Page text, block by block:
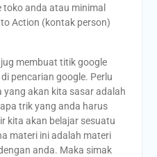
toko anda atau minimal
Action (kontak person)
membuat titik google
pencarian google. Perlu
yang akan kita sasar adalah
trik yang anda harus
kita akan belajar sesuatu
materi ini adalah materi
anda. Maka simak